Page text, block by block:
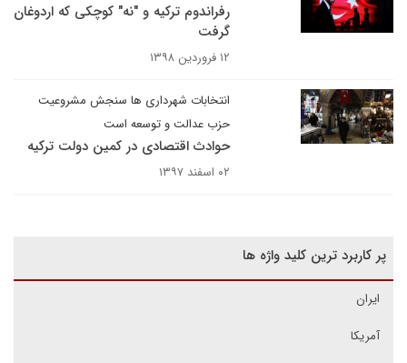
رفراندوم ترکیه و "نه" کوچکی که اردوغان
گرفت
۱۲ فروردین ۱۳۹۸
انتخابات شهرداری ها سنجش مشروعیت
حزب عدالت و توسعه است
حوادث اقتصادی در کمین دولت ترکیه
۰۲ اسفند ۱۳۹۷
پر کاربرد ترین کلید واژه ها
ایران
آمریکا